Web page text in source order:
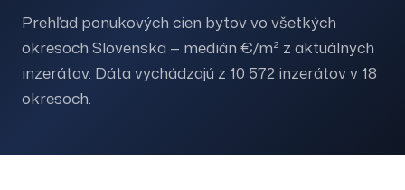
Prehľad ponukových cien bytov vo všetkých
okresoch Slovenska — medián €/m² z aktuálnych
inzerátov. Dáta vychádzajú z 10 572 inzerátov v 18
okresoch.